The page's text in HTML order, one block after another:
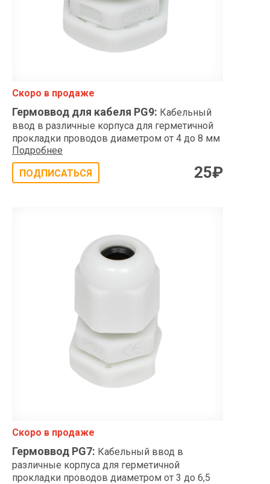
Скоро в продаже
Гермоввод для кабеля PG9: Кабельный
ввод в различные корпуса для герметичной
прокладки проводов диаметром от 4 до 8 мм
Подробнее
ПОДПИСАТЬСЯ
25₽
Скоро в продаже
Гермоввод PG7: Кабельный ввод в
различные корпуса для герметичной
прокладки проводов диаметром от 3 до 6,5